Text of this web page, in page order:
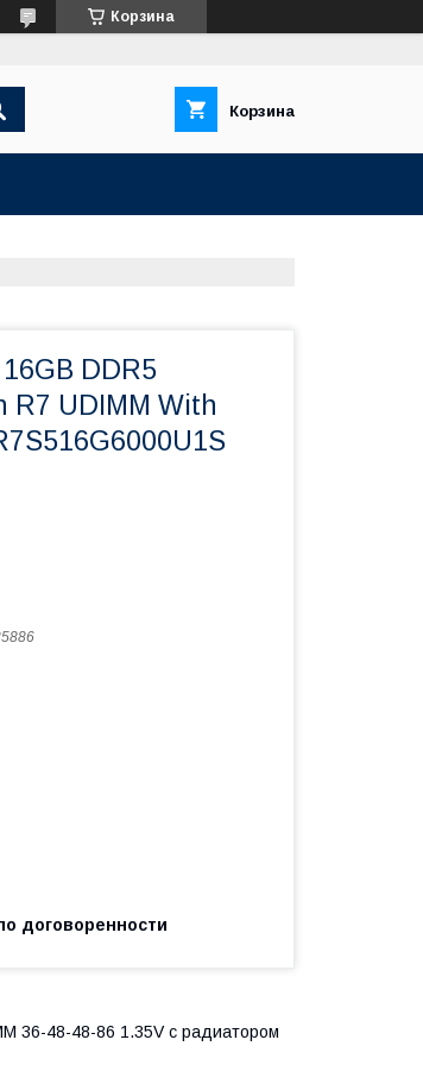
Корзина
Корзина
DDR5
R7 UDIMM With
договоренности
36-48-48-86 1.35V с радиатором